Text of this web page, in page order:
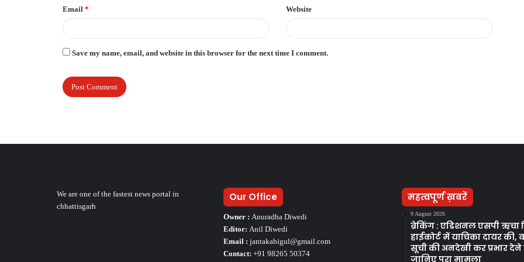
Email * Website
Save my name, email, and website in this browser for the next time I comment.
We are one of the fastest news portal in
chhattisgarh
Our Office
Owner : Anuradha Diwedi
Editor: Anil Diwedi
Email : jantakabigul@gmail.com
Contact: +91 98265 50374
महत्वपूर्ण ख़बरें
9 August 2026
ब्रेकिंग : एडिशनल एसपी ऋचा
हाईकोर्ट में याचिका दायर की,
सूची की अनदेखी कर प्रभार
जानिए पूरा मामला